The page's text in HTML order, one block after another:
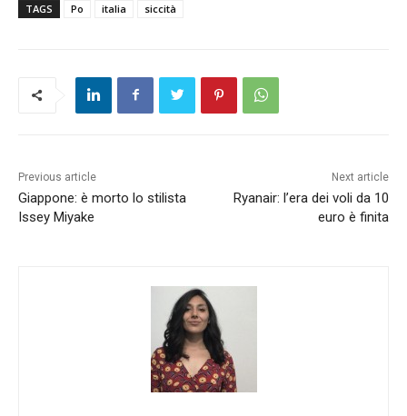
TAGS Po italia siccità
Previous article
Giappone: è morto lo stilista
Issey Miyake
Next article
Ryanair: l’era dei voli da 10
euro è finita